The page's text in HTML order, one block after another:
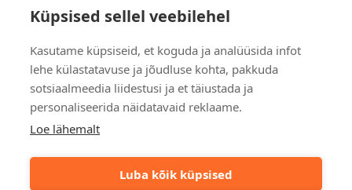
Küpsised sellel veebilehel
Kasutame küpsiseid, et koguda ja analüüsida infot
lehe külastatavuse ja jõudluse kohta, pakkuda
sotsiaalmeedia liidestusi ja et täiustada ja
personaliseerida näidatavaid reklaame.
Loe lähemalt
Luba kõik küpsised
Privaatsuspoliitika
Kontakt
Tulika põik 3, Tallinn
info@kinkston.ee
+372 6989 100
Sotsiaalmeedia